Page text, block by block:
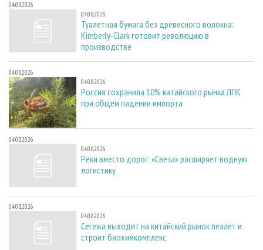
04.08.2026
04.08.2026
Туалетная бумага без древесного волокна:
Kimberly-Clark готовит революцию в
производстве
04.08.2026
04.08.2026
Россия сохранила 10% китайского рынка ЛПК
при общем падении импорта
04.08.2026
04.08.2026
Реки вместо дорог: «Свеза» расширяет водную
логистику
04.08.2026
04.08.2026
Сегежа выходит на китайский рынок пеллет и
строит биохимкомплекс